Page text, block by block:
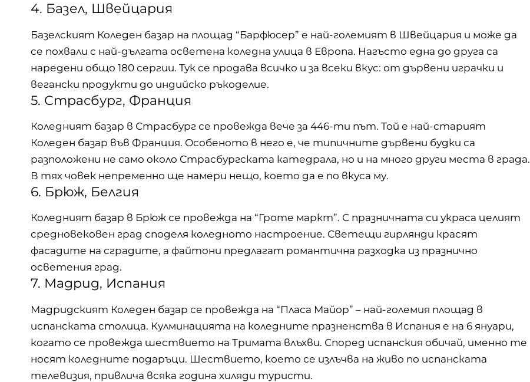
4. Базел, Швейцария
Базелският Коледен базар на площад “Барфюсер” е най-големият в Швейцария и може да
се похвали с най-дългата осветена коледна улица в Европа. Нагъсто една до друга са
наредени общо 180 сергии. Тук се продава всичко и за всеки вкус: от дървени играчки и
вегански продукти до индийско ръкоделие.
5. Страсбург, Франция
Коледният базар в Страсбург се провежда вече за 446-ти път. Той е най-старият
Коледен базар във Франция. Особеното в него е, че типичните дървени будки са
разположени не само около Страсбургската катедрала, но и на много други места в града.
В тях човек непременно ще намери нещо, което да е по вкуса му.
6. Брюж, Белгия
Коледният базар в Брюж се провежда на “Гроте маркт”. С празничната си украса целият
средновековен град споделя коледното настроение. Светещи гирлянди красят
фасадите на сградите, а файтони предлагат романтична разходка из празнично
осветения град.
7. Мадрид, Испания
Мадридският Коледен базар се провежда на “Пласа Майор” – най-големия площад в
испанската столица. Кулминацията на коледните празненства в Испания е на 6 януари,
когато се провежда шествието на Тримата влъхви. Според испанския обичай, именно те
носят коледните подаръци. Шествието, което се излъчва на живо по испанската
телевизия, привлича всяка година хиляди туристи.